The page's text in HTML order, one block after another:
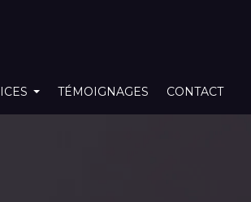
TÉMOIGNAGES CONTACT